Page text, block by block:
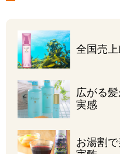
全国売上
広がる
実感
お湯割で